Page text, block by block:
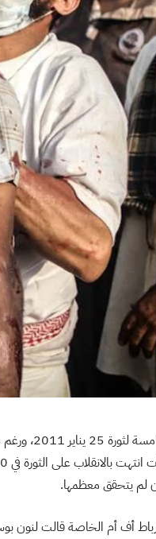
يُحيي الشعب
لم يتحقق معظمها.
أف أم الخاصة قالت لنون